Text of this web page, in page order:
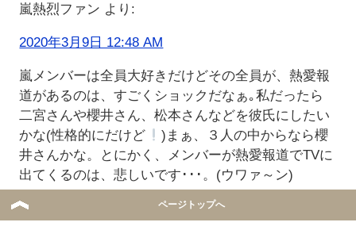
嵐熱烈ファン より:
2020年3月9日 12:48 AM
嵐メンバーは全員大好きだけどその全員が、熱愛報
道があるのは、すごくショックだなぁ｡私だったら
二宮さんや櫻井さん、松本さんなどを彼氏にしたい
かな(性格的にだけど
)まぁ、３人の中からなら櫻
井さんかな。とにかく、メンバーが熱愛報道でTVに
出てくるのは、悲しいです･･･。(ウワァ～ン)
ページトップへ